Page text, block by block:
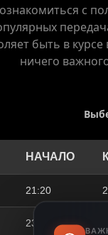
с
быть в
ничего
НАЧАЛО
21:20
23:00